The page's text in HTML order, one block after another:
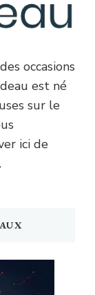
occasions
est né
sur le
ici de